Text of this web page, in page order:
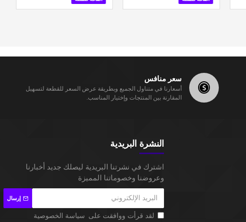
سعر منافس
أسعارنا في متناول الجميع وبطريقة عرض السعر للقطعة لتسهيل
المقارنة بين المنتجات وإختيار المناسب.
النشرة البريدية
اشترك في نشرتنا البريدية ليصلك جديد أخبارنا
وعروضنا وخصوماتنا المميزة
إرسال
لقد قرأت ووافقت على سياسة الخصوصية